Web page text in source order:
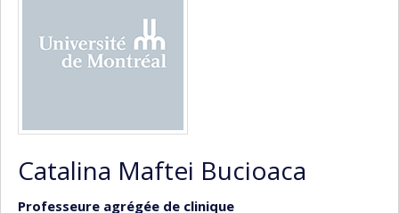
Catalina Maftei Bucioaca
Professeure agrégée de clinique